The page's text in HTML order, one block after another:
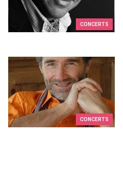
CONCERTS
CONCERTS